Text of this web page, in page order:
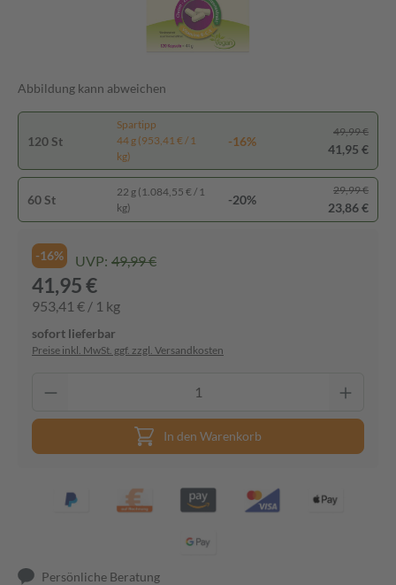
Abbildung kann abweichen
120 St
Spartipp
44 g (953,41 € / 1
kg)
-16%
49,99 €
41,95 €
60 St
22 g (1.084,55 € / 1
kg)
-20%
29,99 €
23,86 €
-16% UVP: 49,99 €
41,95 €
953,41 € / 1 kg
sofort lieferbar
Preise inkl. MwSt. ggf. zzgl. Versandkosten
In den Warenkorb
Persönliche Beratung